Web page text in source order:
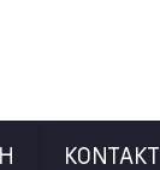
KONTAKT